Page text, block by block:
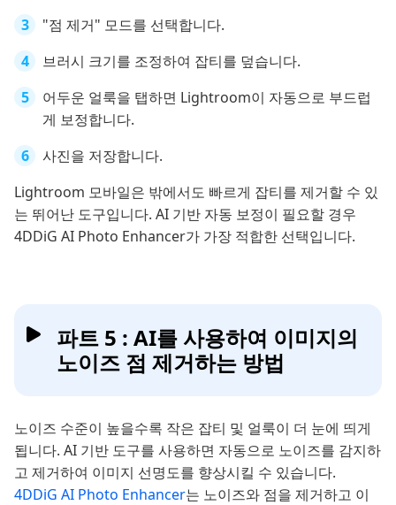
"점 제거" 모드를 선택합니다.
브러시 크기를 조정하여 잡티를 덮습니다.
어두운 얼룩을 탭하면 Lightroom이 자동으로 부드럽
게 보정합니다.
사진을 저장합니다.
Lightroom 모바일은 밖에서도 빠르게 잡티를 제거할 수 있
는 뛰어난 도구입니다. AI 기반 자동 보정이 필요할 경우
4DDiG AI Photo Enhancer가 가장 적합한 선택입니다.
파트 5 : AI를 사용하여 이미지의
노이즈 점 제거하는 방법
노이즈 수준이 높을수록 작은 잡티 및 얼룩이 더 눈에 띄게
됩니다. AI 기반 도구를 사용하면 자동으로 노이즈를 감지하
고 제거하여 이미지 선명도를 향상시킬 수 있습니다.
4DDiG AI Photo Enhancer는 노이즈와 점을 제거하고 이